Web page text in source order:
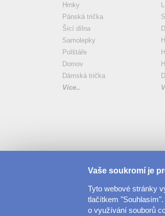
Hrnky
Pánská trička
Šicí dílna
Samolepky
Polštáře
Domov
Dámská trička
Více..
Vaše soukromí je
Tyto webové stránky
tlačítkem
o využívání souborů